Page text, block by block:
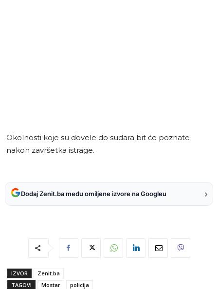
Okolnosti koje su dovele do sudara bit će poznate
nakon završetka istrage.
Dodaj Zenit.ba među omiljene izvore na Googleu ›
IZVOR
Zenit.ba
TAGOVI
Mostar policija